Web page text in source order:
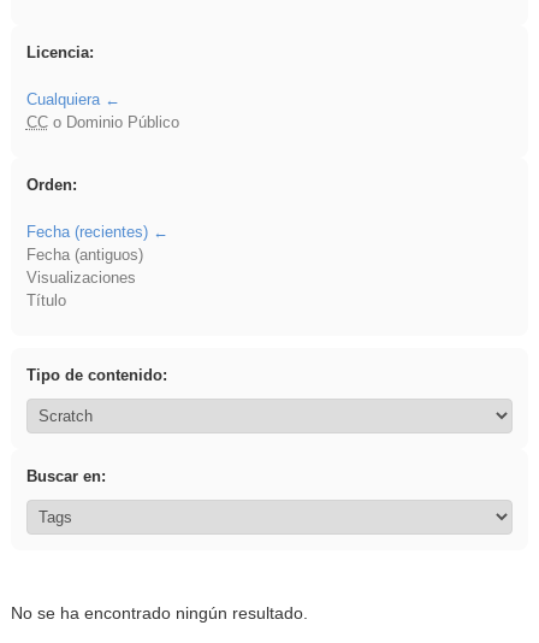
Licencia:
Cualquiera
CCo Dominio Público
Orden:
Fecha (recientes)
Fecha (antiguos)
Visualizaciones
Título
Tipo de contenido:
Buscar en:
No se ha encontrado ningún resultado.